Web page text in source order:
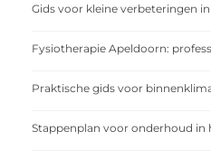
Gids voor kleine verbeteringen
Fysiotherapie Apeldoorn:
Praktische gids voor
Stappenplan voor onderhoud in